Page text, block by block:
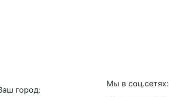
город:
Мы в соц.сетях: